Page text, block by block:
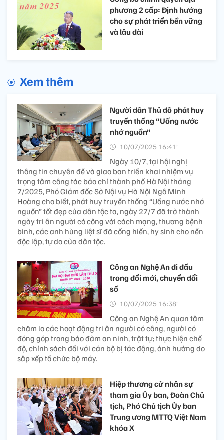
phương 2 cấp: Định hướng
cho sự phát triển bền vững
và lâu dài
Xem thêm
Người dân Thủ đô phát huy
truyền thống “Uống nước
nhớ nguồn”
10/07/2025 16:41’
Ngày 10/7, tại hội nghị
thông tin chuyên đề và giao ban triển khai nhiệm vụ
trọng tâm công tác báo chí thành phố Hà Nội tháng
7/2025, Phó Giám đốc Sở Nội vụ Hà Nội Ngô Minh
Hoàng cho biết, phát huy truyền thống “Uống nước nhớ
nguồn” tốt đẹp của dân tộc ta, ngày 27/7 đã trở thành
ngày tri ân người có công với cách mạng, thương bệnh
binh, các anh hùng liệt sĩ đã cống hiến, hy sinh cho nền
độc lập, tự do của dân tộc.
Công an Nghệ An đi đầu
trong đổi mới, chuyển đổi
số
10/07/2025 16:38’
Công an Nghệ An quan tâm
chăm lo các hoạt động tri ân người có công, người có
đóng góp trong bảo đảm an ninh, trật tự; thực hiện chế
độ, chính sách đối với cán bộ bị tác động, ảnh hưởng do
sắp xếp tổ chức bộ máy.
Hiệp thương cử nhân sự
tham gia Ủy ban, Đoàn Chủ
tịch, Phó Chủ tịch Ủy ban
Trung ương MTTQ Việt Nam
khóa X